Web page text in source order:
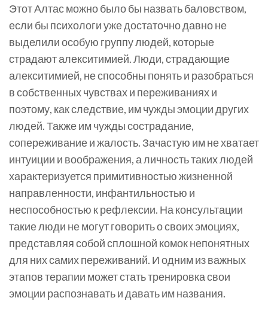
Этот Алтас можно было бы назвать баловством,
если бы психологи уже достаточно давно не
выделили особую группу людей, которые
страдают алекситимией. Люди, страдающие
алекситимией, не способны понять и разобраться
в собственных чувствах и переживаниях и
поэтому, как следствие, им чужды эмоции других
людей. Также им чужды сострадание,
сопереживание и жалость. Зачастую им не хватает
интуиции и воображения, а личность таких людей
характеризуется примитивностью жизненной
направленности, инфантильностью и
неспособностью к рефлексии. На консультации
такие люди не могут говорить о своих эмоциях,
представляя собой сплошной комок непонятных
для них самих переживаний. И одним из важных
этапов терапии может стать тренировка свои
эмоции распознавать и давать им названия.